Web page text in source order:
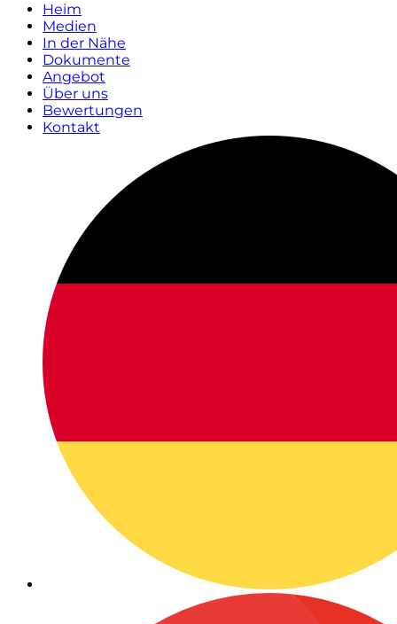
Heim
Medien
In der Nähe
Dokumente
Angebot
Über uns
Bewertungen
Kontakt